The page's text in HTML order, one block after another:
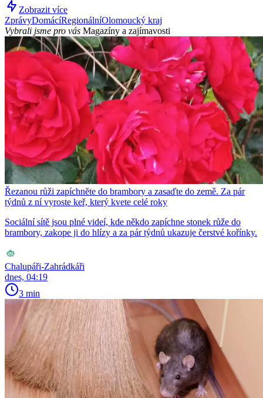
Zobrazit více
ZprávyDomácíRegionálníOlomoucký kraj
Vybrali jsme pro vás Magazíny a zajímavosti
Řezanou růži zapíchněte do brambory a zasaďte do země. Za pár
týdnů z ní vyroste keř, který kvete celé roky
Sociální sítě jsou plné videí, kde někdo zapíchne stonek růže do
brambory, zakope ji do hlízy a za pár týdnů ukazuje čerstvé kořínky.
Chalupáři-Zahrádkáři
dnes, 04:19
3 min